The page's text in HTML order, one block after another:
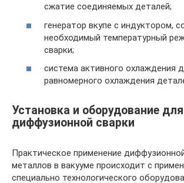
сжатие соединяемых деталей;
генератор вкупе с индуктором,
необходимый температурный
сварки;
система активного охлаждения
равномерного охлаждения
Установка и оборудование для
диффузионной сварки
Практическое применение
металлов в вакууме происходит с
специально технологического